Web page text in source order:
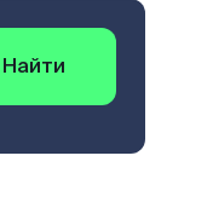
Найти